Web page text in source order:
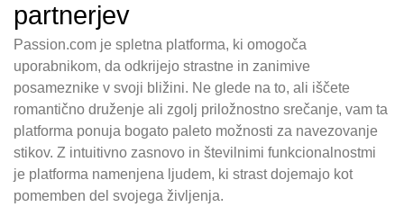
partnerjev
Passion.com je spletna platforma, ki omogoča
uporabnikom, da odkrijejo strastne in zanimive
posameznike v svoji bližini. Ne glede na to, ali iščete
romantično druženje ali zgolj priložnostno srečanje, vam ta
platforma ponuja bogato paleto možnosti za navezovanje
stikov. Z intuitivno zasnovo in številnimi funkcionalnostmi
je platforma namenjena ljudem, ki strast dojemajo kot
pomemben del svojega življenja.